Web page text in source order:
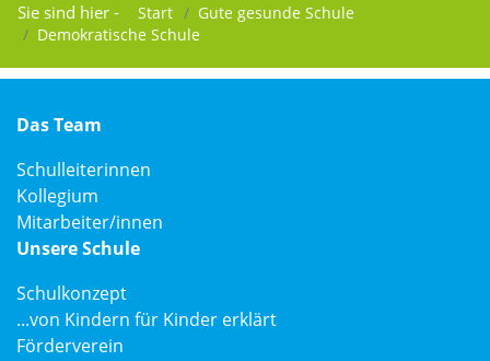
Sie sind hier - Start
Gute gesunde Schule
Demokratische Schule
Das Team
Schulleiterinnen
Kollegium
Mitarbeiter/innen
Unsere Schule
Schulkonzept
...von Kindern für Kinder erklärt
Förderverein